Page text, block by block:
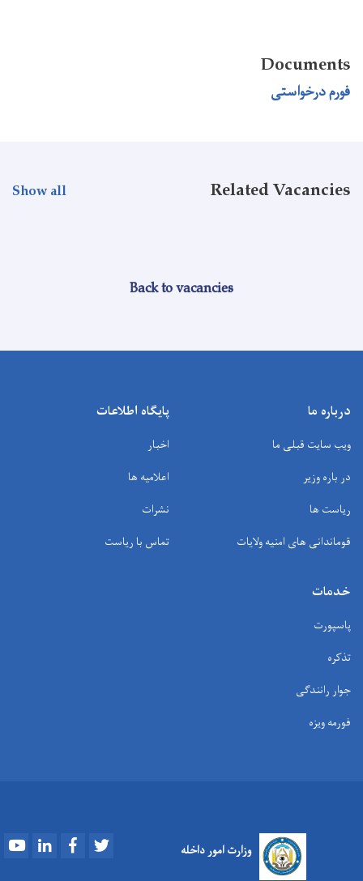
Documents
فورم درخواستی
Related Vacancies
Show all
Back to vacancies
درباره ما
ویب سایت قبلی ما
در باره وزیر
ریاست ها
قوماندانی های امنیه ولایات
پایگاه اطلاعات
اخبار
اعلامیه ها
نشرات
تماس با ریاست
خدمات
پاسپورت
تذکره
جوار رانندگی
فورمه ویزه
وزارت امور داخله YoutubeLinkedInFacebook